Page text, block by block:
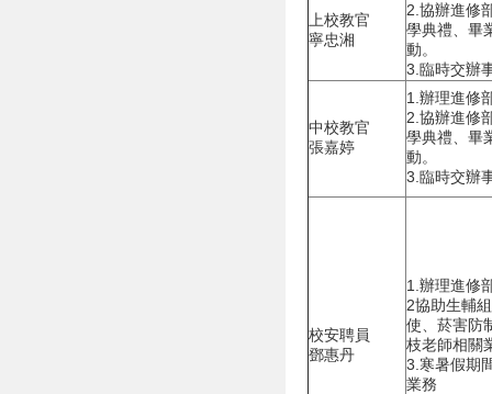
上校教官
寧忠湘
2.協辦進修
學典禮、畢
動。
3.臨時交辦
中校教官
張嘉婷
1.辦理進修
2.協辦進修
學典禮、畢
動。
3.臨時交辦
校安聘員
鄧惠丹
1.辦理進修
2協助生輔
使、菸害防
枝老師相關
3.寒暑假期
業務